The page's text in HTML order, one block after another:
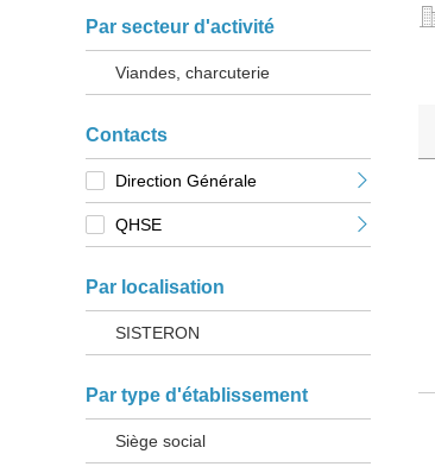
Par secteur d'activité
Viandes, charcuterie
Contacts
Direction Générale
QHSE
Par localisation
SISTERON
Par type d'établissement
Siège social